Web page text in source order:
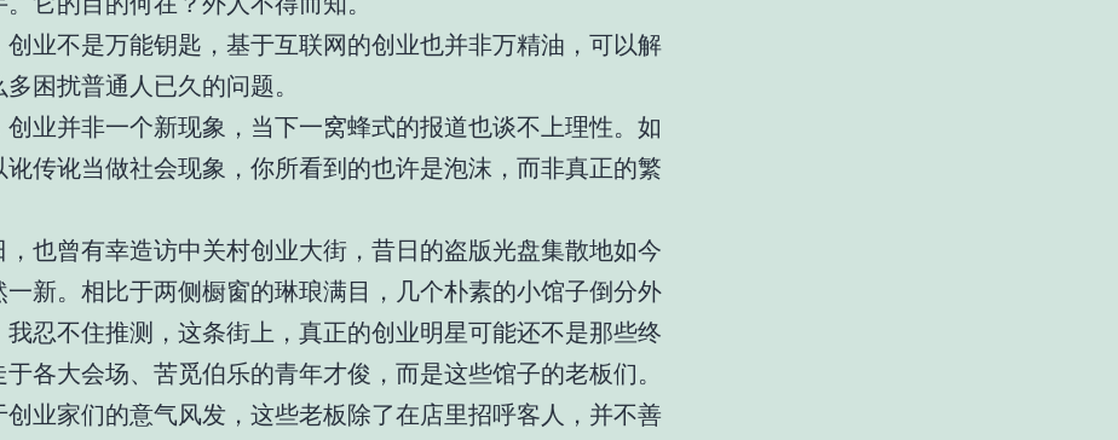
创业不是万能钥匙，基于互联网的创业也并非万精油，可以解
多困扰普通人已久的问题。
创业并非一个新现象，当下一窝蜂式的报道也谈不上理性。如
讹传讹当做社会现象，你所看到的也许是泡沫，而非真正的繁
，也曾有幸造访中关村创业大街，昔日的盗版光盘集散地如今
一新。相比于两侧橱窗的琳琅满目，几个朴素的小馆子倒分外
我忍不住推测，这条街上，真正的创业明星可能还不是那些终
于各大会场、苦觅伯乐的青年才俊，而是这些馆子的老板们。
创业家们的意气风发，这些老板除了在店里招呼客人，并不善